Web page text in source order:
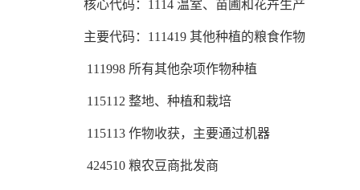
核心代码：1114 温室、苗圃和花卉生产
主要代码：111419 其他种植的粮食作物
111998 所有其他杂项作物种植
115112 整地、种植和栽培
115113 作物收获，主要通过机器
424510 粮农豆商批发商